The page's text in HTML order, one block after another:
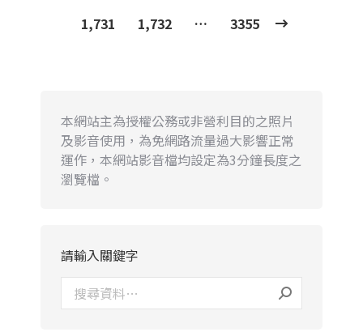
1,731
1,732 … 3355
本網站主為授權公務或非營利目的之照片
及影音使用，為免網路流量過大影響正常
運作，本網站影音檔均設定為3分鐘長度之
瀏覽檔。
請輸入關鍵字